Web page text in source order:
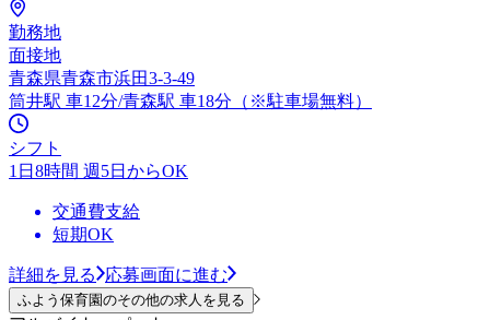
勤務地
面接地
青森県青森市浜田3-3-49
筒井駅 車12分/青森駅 車18分（※駐車場無料）
シフト
1日8時間 週5日からOK
交通費支給
短期OK
詳細を見る 応募画面に進む
ふよう保育園のその他の求人を見る